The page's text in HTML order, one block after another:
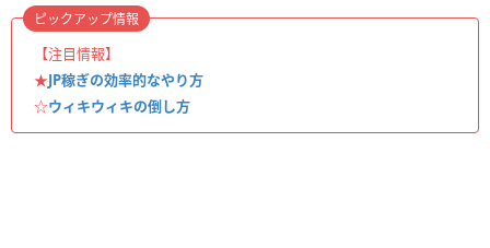
【注目情報】
★JP稼ぎの効率的なやり方
☆ウィキウィキの倒し方
ピックアップ情報